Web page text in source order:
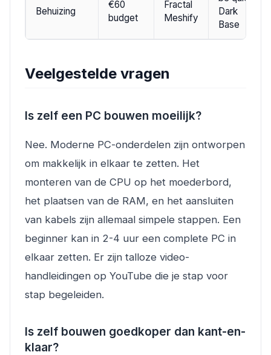
Behuizing
€60
budget
Fractal
Meshify
Dark
Base
Veelgestelde vragen
Is zelf een PC bouwen moeilijk?
Nee. Moderne PC-onderdelen zijn ontworpen
om makkelijk in elkaar te zetten. Het
monteren van de CPU op het moederbord,
het plaatsen van de RAM, en het aansluiten
van kabels zijn allemaal simpele stappen. Een
beginner kan in 2-4 uur een complete PC in
elkaar zetten. Er zijn talloze video-
handleidingen op YouTube die je stap voor
stap begeleiden.
Is zelf bouwen goedkoper dan kant-en-
klaar?